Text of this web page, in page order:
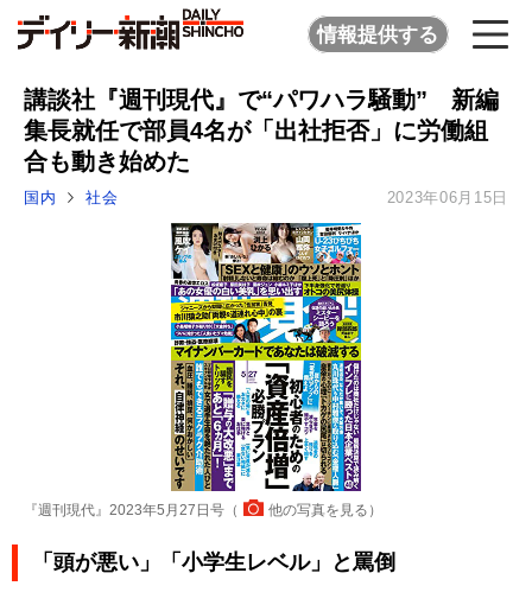
情報提供する
講談社『週刊現代』で“パワハラ騒動” 新編
集長就任で部員4名が「出社拒否」に労働組
合も動き始めた
国内 社会 2023年06月15日
『週刊現代』2023年5月27日号（ 他の写真を見る ）
「頭が悪い」「小学生レベル」と罵倒